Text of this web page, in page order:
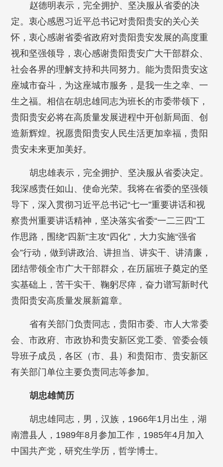
赵德明表示，完全拥护、坚决服从省委的决
定。衷心感恩习近平总书记对贵阳贵安的关心关
怀，衷心感谢省委省政府对贵阳贵安发展的高度重
视和坚强领导，衷心感谢贵阳贵安广大干部群众、
社会各界的理解支持和共同努力。能为贵阳贵安这
座城市奋斗，为这座城市服务，是我一生之幸、一
生之福。相信在胡忠雄同志为班长的市委带领下，
贵阳贵安必将在高质量发展进程中开创新局面、创
造新辉煌。祝愿贵阳贵安人民生活更加幸福，贵阳
贵安未来更加美好。
胡忠雄表示，完全拥护、坚决服从省委决定。
我深感责任如山、使命光荣。我将在省委的坚强领
导下，深入贯彻习近平总书记“七一”重要讲话和视
察贵州重要讲话精神，坚决落实省委“一二三四”工
作思路，围绕“四新”主攻“四化”，大力实施“强省
会”行动，做到讲政治、讲担当、讲实干、讲清廉，
团结带领全市广大干部群众，在历届班子奠定的坚
实基础上，苦干实干、鞠躬尽瘁，奋力谱写新时代
贵阳贵安高质量发展新篇章。
省有关部门负责同志，贵阳市委、市人大常委
会、市政府、市政协和贵安新区党工委、管委会领
导班子成员，各区（市、县）和贵阳市、贵安新区
有关部门单位主要负责同志等参加。
胡忠雄简历
胡忠雄同志，男，汉族，1966年1月出生，湖
南澧县人，1989年8月参加工作，1985年4月加入
中国共产党，研究生学历，哲学博士。